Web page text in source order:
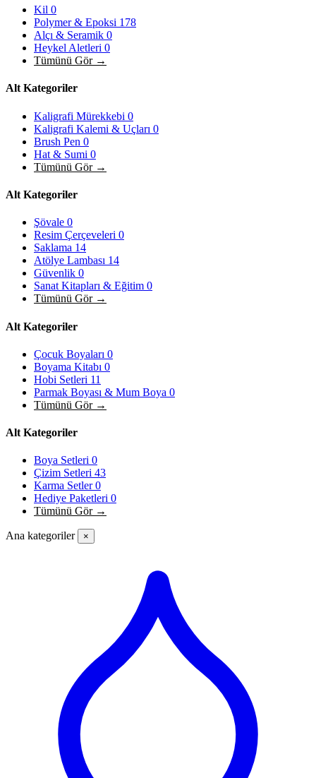
Kil 0
Polymer & Epoksi 178
Alçı & Seramik 0
Heykel Aletleri 0
Tümünü Gör →
Alt Kategoriler
Kaligrafi Mürekkebi 0
Kaligrafi Kalemi & Uçları 0
Brush Pen 0
Hat & Sumi 0
Tümünü Gör →
Alt Kategoriler
Şövale 0
Resim Çerçeveleri 0
Saklama 14
Atölye Lambası 14
Güvenlik 0
Sanat Kitapları & Eğitim 0
Tümünü Gör →
Alt Kategoriler
Çocuk Boyaları 0
Boyama Kitabı 0
Hobi Setleri 11
Parmak Boyası & Mum Boya 0
Tümünü Gör →
Alt Kategoriler
Boya Setleri 0
Çizim Setleri 43
Karma Setler0
Hediye Paketleri 0
Tümünü Gör →
Ana kategoriler ×